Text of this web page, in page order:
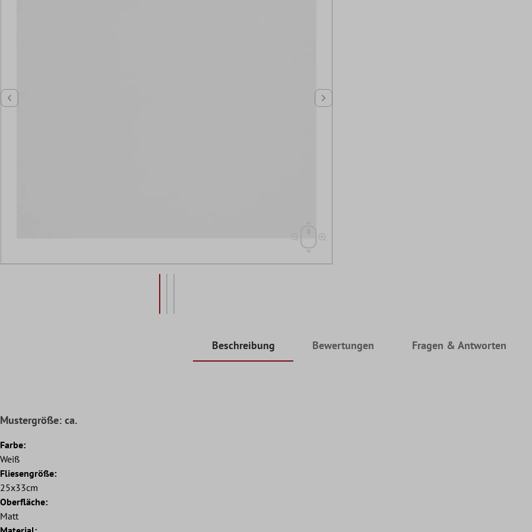
Beschreibung Bewertungen Fragen & Antworten
Mustergröße: ca.
Farbe:
Weiß
Fliesengröße:
25x33cm
Oberfläche:
Matt